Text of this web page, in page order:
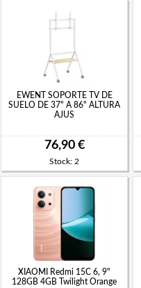
EWENT SOPORTE TV DE
SUELO DE 37" A 86" ALTURA
AJUS
76,90 €
Stock: 2
XIAOMI Redmi 15C 6, 9"
128GB 4GB Twilight Orange